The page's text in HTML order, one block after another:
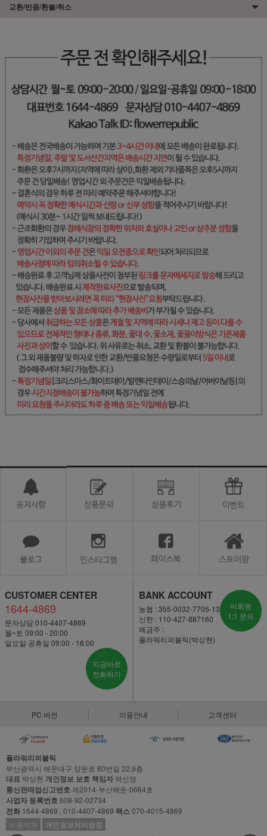
교환/반품/환불/취소
CUSTOMER CENTER
1644-4869
문자상담 010-4407-4869
월~토 09:00 - 20:00
일요일·공휴일 09:00 - 18:00
지금바로
전화하기
BANK ACCOUNT
농협 : 355-0032-7705-13
신한 : 110-427-887160
예금주 :
플라워리퍼블릭(박상현)
비회원
1:1 문의
PC 버전 이용안내 고객센터
플라워리퍼블릭
부산광역시 해운대구 양운로 80번길 22,9층
대표 박상현 개인정보 보호 책임자 박신영
통신판매업신고번호제2014-부산해운-0664호
사업자 등록번호608-92-02734
전화 1644-4869 , 010-4407-4869 팩스070-4015-4869
이용약관
개인정보처리방침